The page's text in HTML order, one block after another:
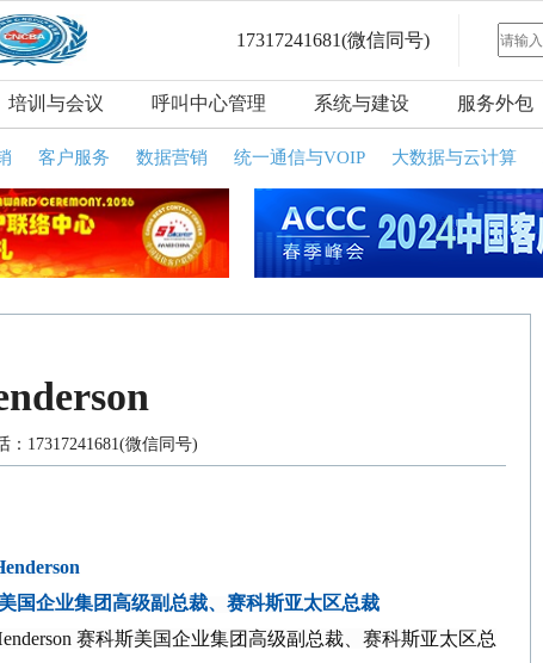
17317241681(微信同号)
培训与会议 呼叫中心管理 系统与建设 服务外包
客户服务 数据营销 统一通信与VOIP 大数据与云计算
：17317241681(微信同号)
国企业集团高级副总裁、赛科斯亚太区总裁
赛科斯美国企业集团高级副总裁、赛科斯亚太区总